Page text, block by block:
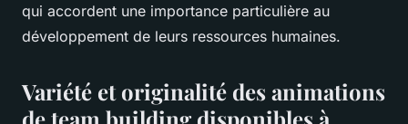
qui accordent une importance particulière au
développement de leurs ressources humaines.
Variété et originalité des animations
de team building disponibles à